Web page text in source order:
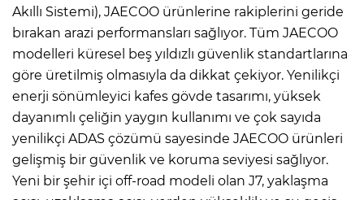
Akıllı Sistemi), JAECOO ürünlerine rakiplerini geride
bırakan arazi performansları sağlıyor. Tüm JAECOO
modelleri küresel beş yıldızlı güvenlik standartlarına
göre üretilmiş olmasıyla da dikkat çekiyor. Yenilikçi
enerji sönümleyici kafes gövde tasarımı, yüksek
dayanımlı çeliğin yaygın kullanımı ve çok sayıda
yenilikçi ADAS çözümü sayesinde JAECOO ürünleri
gelişmiş bir güvenlik ve koruma seviyesi sağlıyor.
Yeni bir şehir içi off-road modeli olan J7, yaklaşma